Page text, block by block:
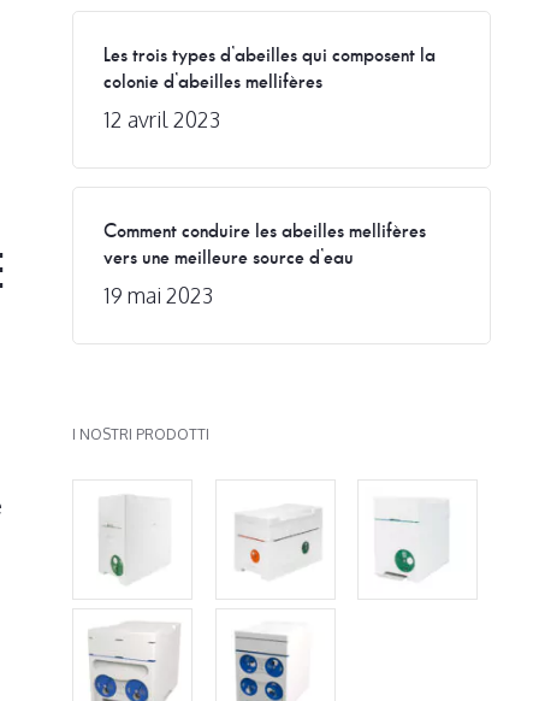
Les trois types d’abeilles qui composent la
colonie d’abeilles mellifères
12 avril 2023
Comment conduire les abeilles mellifères
vers une meilleure source d’eau
19 mai 2023
I NOSTRI PRODOTTI